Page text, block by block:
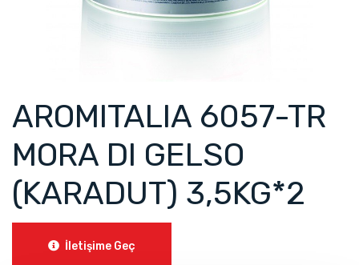
AROMITALIA 6057-TR
MORA DI GELSO
(KARADUT) 3,5KG*2
İletişime Geç